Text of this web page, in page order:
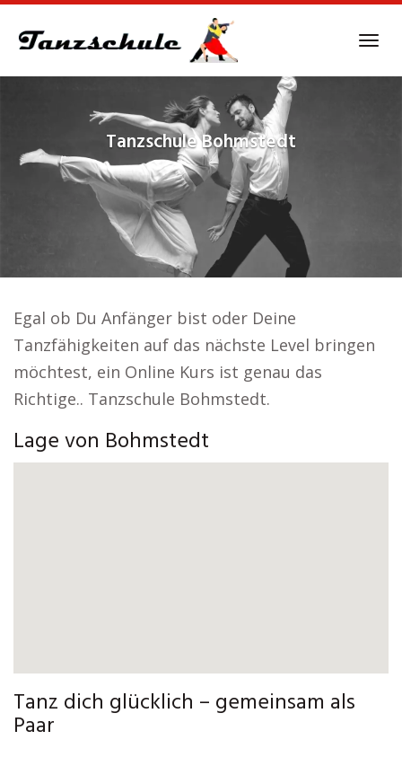
TanzschuleBohmstedt
Egal ob Du Anfänger bist oder Deine
Tanzfähigkeiten auf das nächste Level bringen
möchtest, ein Online Kurs ist genau das
Richtige.. Tanzschule Bohmstedt.
Lage von Bohmstedt
Tanz dich glücklich – gemeinsam als
Paar